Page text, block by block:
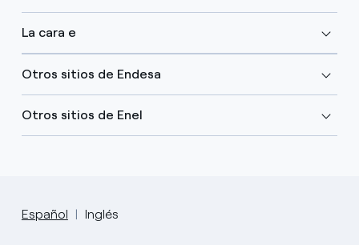
La cara e
Otros sitios de Endesa
Otros sitios de Enel
Español Inglés